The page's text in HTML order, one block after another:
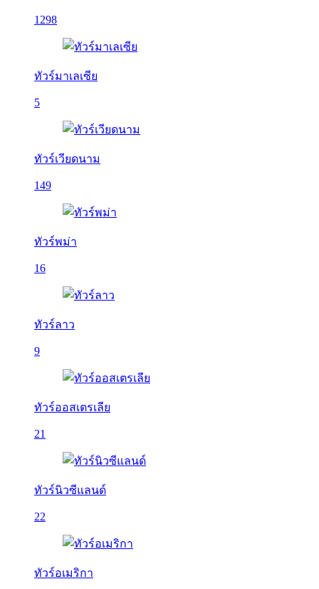
1298
ทัวร์มาเลเซีย
5
ทัวร์เวียดนาม
149
ทัวร์พม่า
16
ทัวร์ลาว
9
ทัวร์ออสเตรเลีย
21
ทัวร์นิวซีแลนด์
22
ทัวร์อเมริกา